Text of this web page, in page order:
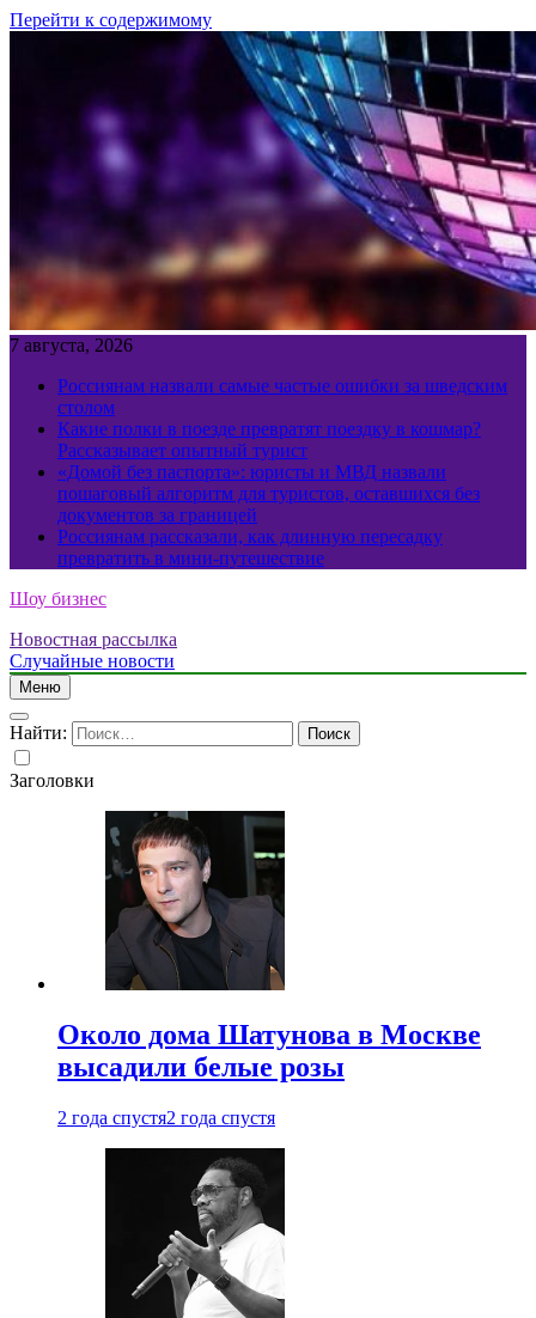
Перейти к содержимому
7 августа, 2026
Россиянам назвали самые частые ошибки за шведским
столом
Какие полки в поезде превратят поездку в кошмар?
Рассказывает опытный турист
«Домой без паспорта»: юристы и МВД назвали
пошаговый алгоритм для туристов, оставшихся без
документов за границей
Россиянам рассказали, как длинную пересадку
превратить в мини-путешествие
Шоу бизнес
Новостная рассылка
Случайные новости
Меню
Найти:
Заголовки
Около дома Шатунова в Москве
высадили белые розы
2 года спустя2 года спустя